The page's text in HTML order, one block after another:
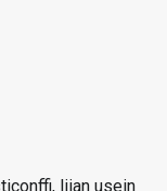
liian usein